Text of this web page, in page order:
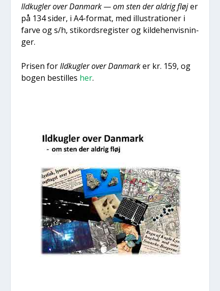
Ild­kug­ler over Dan­mark — om sten der aldrig fløjer
på 134 sider, i A4-for­mat, med illu­stra­tio­ner i
far­ve og s/h, sti­kord­s­re­gi­ster og kil­de­hen­vis­nin­
ger.
Pri­sen forIld­kug­ler over Dan­marker kr. 159, og
bogen bestil­les her.